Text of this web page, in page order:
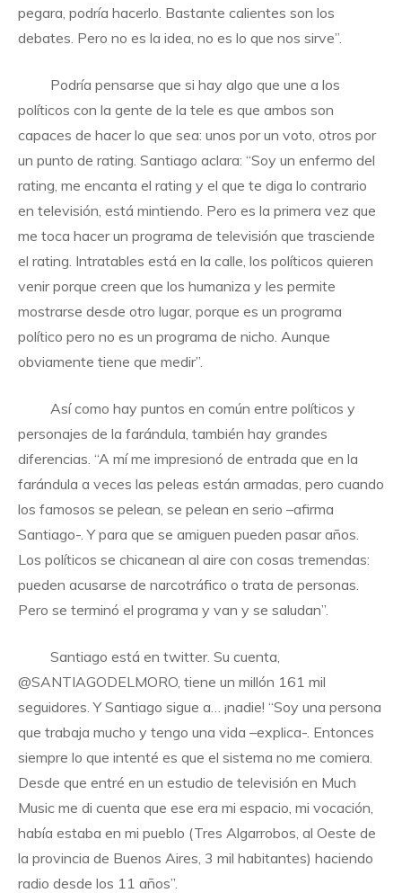
pegara, podría hacerlo. Bastante calientes son los
debates. Pero no es la idea, no es lo que nos sirve”.
Podría pensarse que si hay algo que une a los
políticos con la gente de la tele es que ambos son
capaces de hacer lo que sea: unos por un voto, otros por
un punto de rating. Santiago aclara: “Soy un enfermo del
rating, me encanta el rating y el que te diga lo contrario
en televisión, está mintiendo. Pero es la primera vez que
me toca hacer un programa de televisión que trasciende
el rating. Intratables está en la calle, los políticos quieren
venir porque creen que los humaniza y les permite
mostrarse desde otro lugar, porque es un programa
político pero no es un programa de nicho. Aunque
obviamente tiene que medir”.
Así como hay puntos en común entre políticos y
personajes de la farándula, también hay grandes
diferencias. “A mí me impresionó de entrada que en la
farándula a veces las peleas están armadas, pero cuando
los famosos se pelean, se pelean en serio –afirma
Santiago-. Y para que se amiguen pueden pasar años.
Los políticos se chicanean al aire con cosas tremendas:
pueden acusarse de narcotráfico o trata de personas.
Pero se terminó el programa y van y se saludan”.
Santiago está en twitter. Su cuenta,
@SANTIAGODELMORO, tiene un millón 161 mil
seguidores. Y Santiago sigue a… ¡nadie! “Soy una persona
que trabaja mucho y tengo una vida –explica-. Entonces
siempre lo que intenté es que el sistema no me comiera.
Desde que entré en un estudio de televisión en Much
Music me di cuenta que ese era mi espacio, mi vocación,
había estaba en mi pueblo (Tres Algarrobos, al Oeste de
la provincia de Buenos Aires, 3 mil habitantes) haciendo
radio desde los 11 años”.